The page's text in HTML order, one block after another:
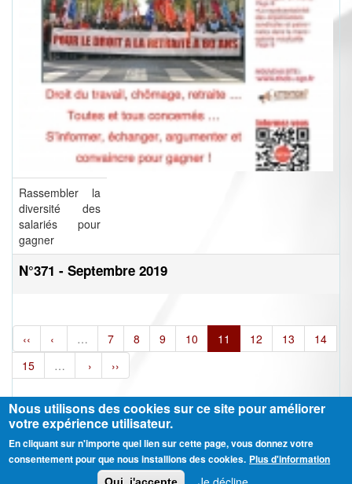
Rassembler la
diversité des
salariés pour
gagner
N°371 - Septembre 2019
‹‹ ‹ … 7 8 9 10 11 12 13
14
15
… › ››
Ⓒ CGT Fédération THCB - Tous les droits réservés - Mentions légales
Contactez-nous
Nous utilisons des cookies sur ce site pour améliorer
votre expérience utilisateur.
En cliquant sur n'importe quel lien sur cette page, vous donnez votre
consentement pour que nous installions des cookies. Plus d'information